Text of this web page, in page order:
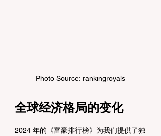
Photo Source: rankingroyals
全球经济格局的变化
2024 年的《富豪排行榜》为我们提供了独